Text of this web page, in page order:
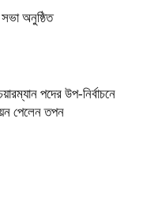
অনুষ্ঠিত
পদের উপ-নির্বাচনে
পেলেন তপন